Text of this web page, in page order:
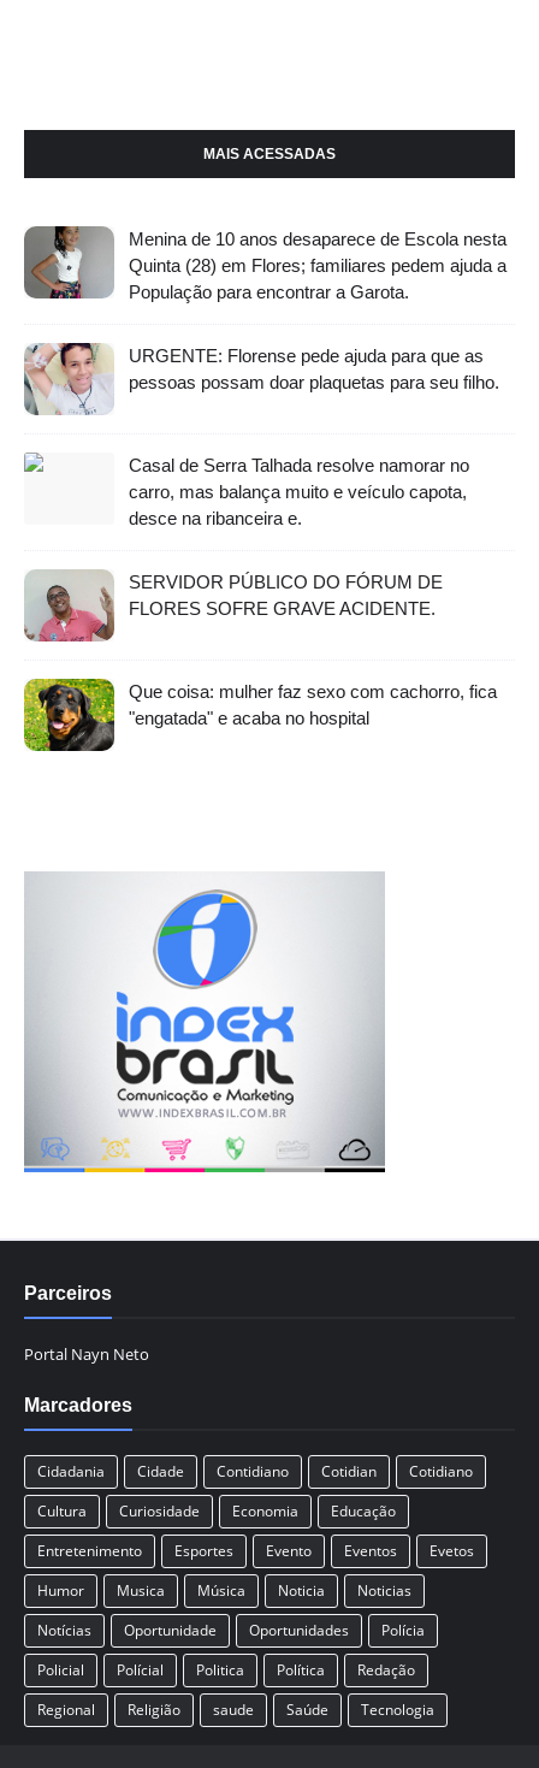
MAIS ACESSADAS
Menina de 10 anos desaparece de Escola nesta
Quinta (28) em Flores; familiares pedem ajuda a
População para encontrar a Garota.
URGENTE: Florense pede ajuda para que as
pessoas possam doar plaquetas para seu filho.
Casal de Serra Talhada resolve namorar no
carro, mas balança muito e veículo capota,
desce na ribanceira e.
SERVIDOR PÚBLICO DO FÓRUM DE
FLORES SOFRE GRAVE ACIDENTE.
Que coisa: mulher faz sexo com cachorro, fica
"engatada" e acaba no hospital
Parceiros
Portal Nayn Neto
Marcadores
Cidadania Cidade Contidiano Cotidian
Cotidiano
Cultura
Curiosidade Economia
Educação
Entretenimento
Esportes Evento Eventos
Evetos
Humor
Musica Música Noticia
Noticias
Notícias
Oportunidade Oportunidades
Polícia
Policial
Polícial Politica Política
Redação
Regional
Religião saude Saúde Tecnologia